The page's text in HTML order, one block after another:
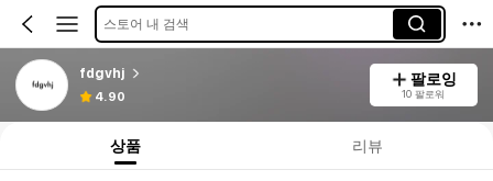
스토어 내 검색
fdgvhj
4.90
팔로잉
10 팔로워
상품 리뷰